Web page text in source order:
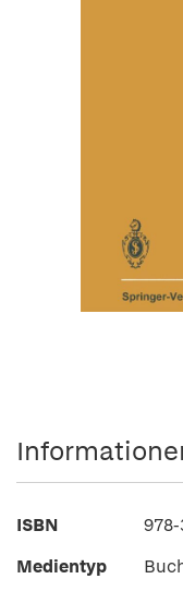
ISBN
Medientyp